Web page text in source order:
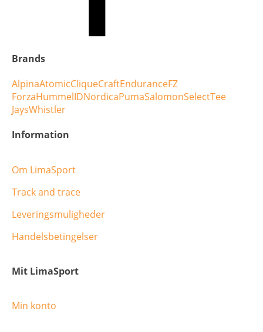
Brands
AlpinaAtomicCliqueCraftEnduranceFZ
ForzaHummelIDNordicaPumaSalomonSelectTee
JaysWhistler
Information
Om LimaSport
Track and trace
Leveringsmuligheder
Handelsbetingelser
Mit LimaSport
Min konto